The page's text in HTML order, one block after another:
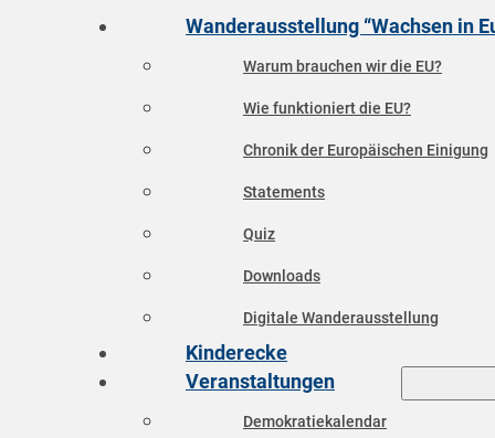
Wanderausstellung “Wachsen in
Warum brauchen wir die EU?
Wie funktioniert die EU?
Chronik der Europäischen Einigung
Statements
Quiz
Downloads
Digitale Wanderausstellung
Kinderecke
Veranstaltungen
Demokratiekalendar